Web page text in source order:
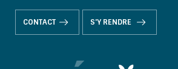
CONTACT S'Y RENDRE